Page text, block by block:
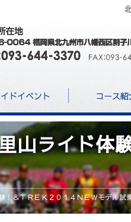
ドイベント コース紹
山ライド体
！＆ＴＲＥＫ２０１４ＮＥＷモデル試